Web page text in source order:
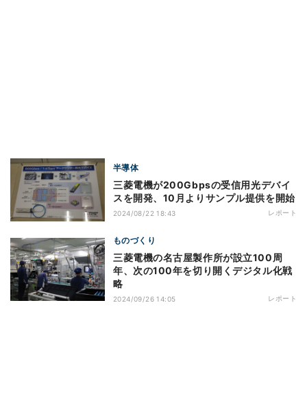
半導体
三菱電機が200Gbpsの受信用光デバイ
スを開発、10月よりサンプル提供を開始
2024/08/22 18:43 レポート
ものづくり
三菱電機の名古屋製作所が設立100周
年、次の100年を切り開くデジタル化戦
略
2024/09/26 14:05 レポート